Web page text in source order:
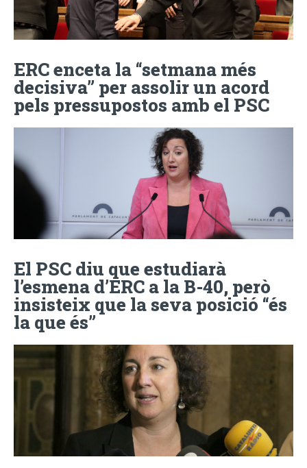
ERC enceta la “setmana més
decisiva” per assolir un acord
pels pressupostos amb el PSC
El PSC diu que estudiarà
l’esmena d’ERC a la B-40, però
insisteix que la seva posició “és
la que és”